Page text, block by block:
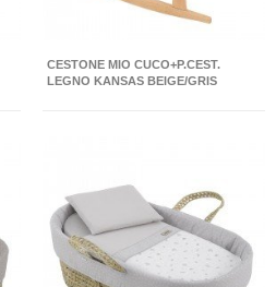
CESTONE MIO CUCO+P.CEST.
LEGNO KANSAS BEIGE/GRIS